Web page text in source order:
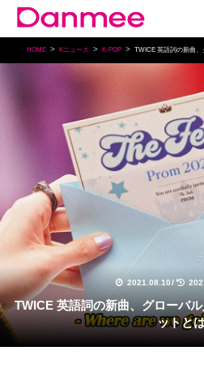
HOME Kニュース K-POP TWICE 英語詞の新曲、
2021.08.10/
TWICE 英語詞の新曲、グローバル人気の”集大成”！そのメリ
ットと